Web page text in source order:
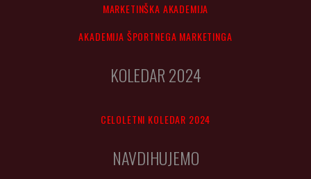
MARKETINŠKA AKADEMIJA
AKADEMIJA ŠPORTNEGA MARKETINGA
KOLEDAR 2024
CELOLETNI KOLEDAR 2024
NAVDIHUJEMO